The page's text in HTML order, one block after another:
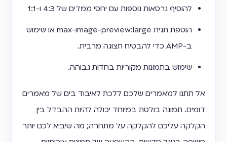
להוסיף גרסאות נוספות עם יחסי ממדים של 4:3 ו-1:1
הוספת תגית max-image-preview:large או שימוש
ב-AMP כדי להבטיח תצוגה מרבית.
שימוש בתמונות מקוריות בחדות גבוהה.
אל תתנו למאמרים שלכם ללכת לאיבוד בים של מאמרים
דומים. תמונה בולטת במיוחד יכולה להיות ההבדל בין
הקלקה עליכם להקלקה על מתחרה; מה שיביא לכם יותר